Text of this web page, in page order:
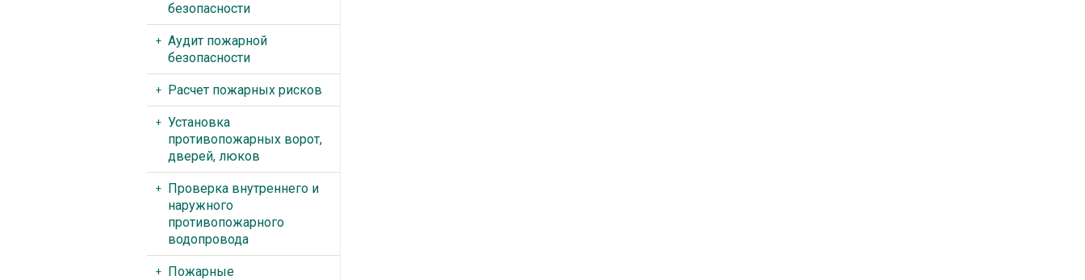
безопасности
Аудит пожарной
безопасности
Расчет пожарных рисков
Установка
противопожарных ворот,
дверей, люков
Проверка внутреннего и
наружного
противопожарного
водопровода
Пожарные